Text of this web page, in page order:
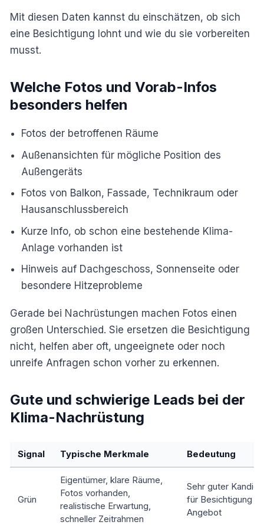
Mit diesen Daten kannst du einschätzen, ob sich
eine Besichtigung lohnt und wie du sie vorbereiten
musst.
Welche Fotos und Vorab-Infos
besonders helfen
Fotos der betroffenen Räume
Außenansichten für mögliche Position des
Außengeräts
Fotos von Balkon, Fassade, Technikraum oder
Hausanschlussbereich
Kurze Info, ob schon eine bestehende Klima-
Anlage vorhanden ist
Hinweis auf Dachgeschoss, Sonnenseite oder
besondere Hitzeprobleme
Gerade bei Nachrüstungen machen Fotos einen
großen Unterschied. Sie ersetzen die Besichtigung
nicht, helfen aber oft, ungeeignete oder noch
unreife Anfragen schon vorher zu erkennen.
Gute und schwierige Leads bei der
Klima-Nachrüstung
Signal Typische Merkmale Bedeutung
Grün
Eigentümer, klare Räume,
Fotos vorhanden,
realistische Erwartung,
schneller Zeitrahmen
Sehr guter
für Besichtigung
Angebot